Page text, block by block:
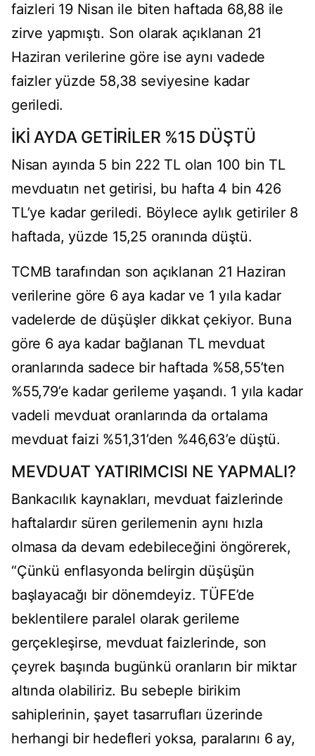
faizleri 19 Nisan ile biten haftada 68,88 ile
zirve yapmıştı. Son olarak açıklanan 21
Haziran verilerine göre ise aynı vadede
faizler yüzde 58,38 seviyesine kadar
geriledi.
İKİ AYDA GETİRİLER %15 DÜŞTÜ
Nisan ayında 5 bin 222 TL olan 100 bin TL
mevduatın net getirisi, bu hafta 4 bin 426
TL’ye kadar geriledi. Böylece aylık getiriler 8
haftada, yüzde 15,25 oranında düştü.
TCMB tarafından son açıklanan 21 Haziran
verilerine göre 6 aya kadar ve 1 yıla kadar
vadelerde de düşüşler dikkat çekiyor. Buna
göre 6 aya kadar bağlanan TL mevduat
oranlarında sadece bir haftada %58,55’ten
%55,79’e kadar gerileme yaşandı. 1 yıla kadar
vadeli mevduat oranlarında da ortalama
mevduat faizi %51,31’den %46,63’e düştü.
MEVDUAT YATIRIMCISI NE YAPMALI?
Bankacılık kaynakları, mevduat faizlerinde
haftalardır süren gerilemenin aynı hızla
olmasa da devam edebileceğini öngörerek,
“Çünkü enflasyonda belirgin düşüşün
başlayacağı bir dönemdeyiz. TÜFE’de
beklentilere paralel olarak gerileme
gerçekleşirse, mevduat faizlerinde, son
çeyrek başında bugünkü oranların bir miktar
altında olabiliriz. Bu sebeple birikim
sahiplerinin, şayet tasarrufları üzerinde
herhangi bir hedefleri yoksa, paralarını 6 ay,